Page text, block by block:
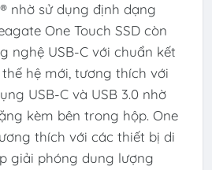
nhờ sử dụng định dạng
One Touch SSD còn
nghệ USB-C với chuẩn kết
thế hệ mới, tương thích với
USB-C và USB 3.0 nhờ
kèm bên trong hộp. One
thích với các thiết bị di
giải phóng dung lượng